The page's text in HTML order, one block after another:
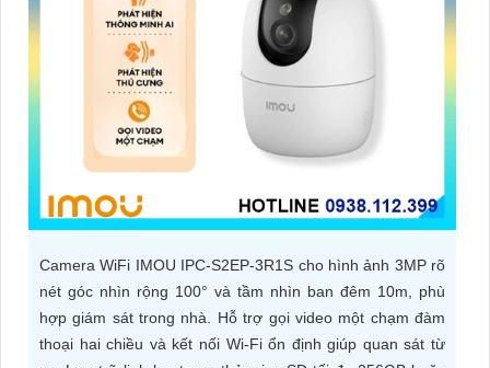
PHỤ
CAMERA
VẤN
VỤ
Camera WiFi IMOU IPC-S2EP-3R1S cho hình ảnh 3MP rõ
nét góc nhìn rộng 100° và tầm nhìn ban đêm 10m, phù
hợp giám sát trong nhà. Hỗ trợ gọi video một chạm đàm
thoại hai chiều và kết nối Wi-Fi ổn định giúp quan sát từ